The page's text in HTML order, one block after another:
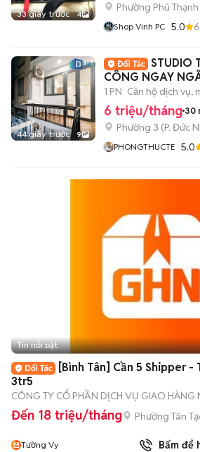
33 giây trước 4
Phường Phú Thạnh
Shop Vinh PC 5.0
44 giây trước 9
STUDIO
CÔNG NGAY
HAONDG VĂN
1 PN Căn hộ dịch vụ,
6 triệu/tháng 30
Phường 3 (P. Đức
PHONGTHUCTE 5.0
Tin nổi bật
[Bình Tân] Cần 5 Shipper -
3tr5
CÔNG TY CỔ PHẦN DỊCH VỤ GIAO HÀNG
Đến 18 triệu/tháng Phường Tân
Tường Vy Bấm để